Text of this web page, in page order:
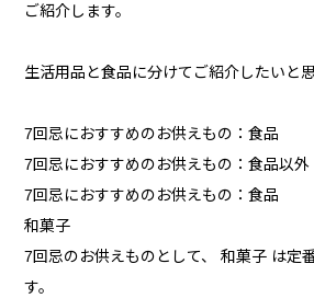
ご紹介します。
生活用品と食品に分けてご紹介したいと思
7回忌におすすめのお供えもの：食品
7回忌におすすめのお供えもの：食品以外
7回忌におすすめのお供えもの：食品
和菓子
7回忌のお供えものとして、 和菓子 は定
す。